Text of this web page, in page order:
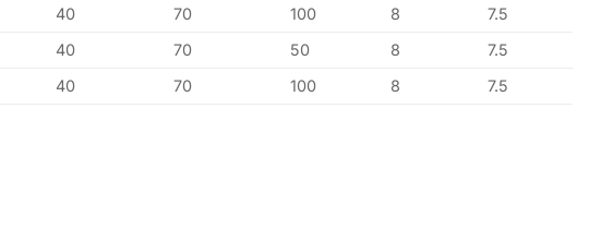
40 70 100 8
7.5
40 70 50 8
7.5
40 70 100 8 7.5